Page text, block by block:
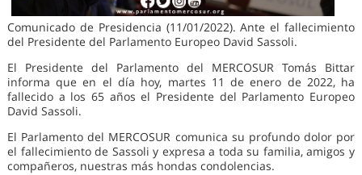
Comunicado de Presidencia (11/01/2022). Ante el fallecimiento
del Presidente del Parlamento Europeo David Sassoli.
El Presidente del Parlamento del MERCOSUR Tomás Bittar
informa que en el día hoy, martes 11 de enero de 2022, ha
fallecido a los 65 años el Presidente del Parlamento Europeo
David Sassoli.
El Parlamento del MERCOSUR comunica su profundo dolor por
el fallecimiento de Sassoli y expresa a toda su familia, amigos y
compañeros, nuestras más hondas condolencias.